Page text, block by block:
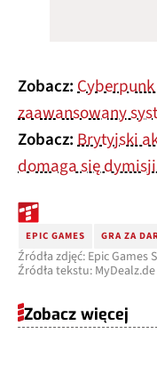
Zobacz:
zaawansowany
Zobacz:Brytyjski
domaga się
EPIC GAMES GRA ZA
Źródła zdjęć: Epic Games
Źródła tekstu: MyDealz.de
Zobacz więcej